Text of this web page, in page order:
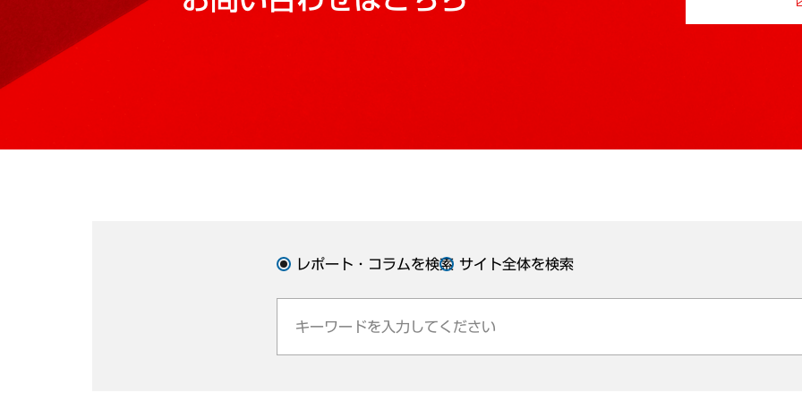
レポート・コラムを検索 サイト全体を検索